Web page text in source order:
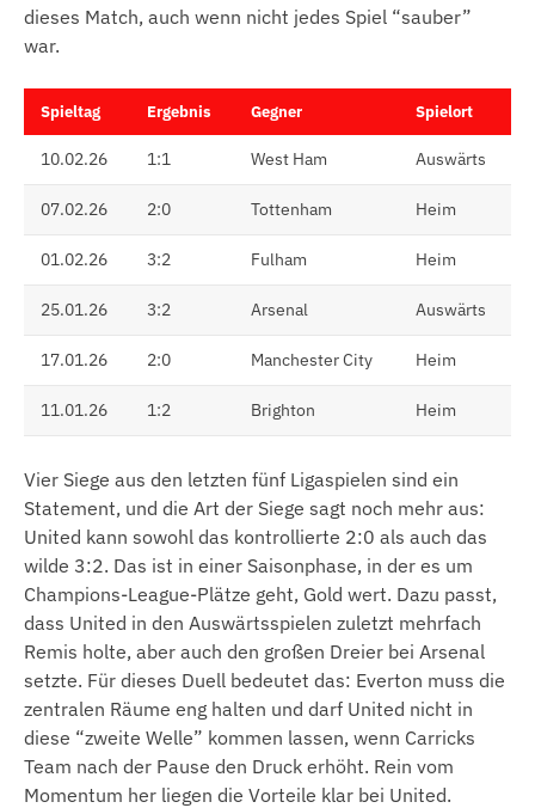
dieses Match, auch wenn nicht jedes Spiel “sauber”
war.
Spieltag Ergebnis Gegner Spielort
10.02.26 1:1 West Ham Auswärts
07.02.26 2:0 Tottenham Heim
01.02.26 3:2 Fulham Heim
25.01.26 3:2 Arsenal Auswärts
17.01.26 2:0 Manchester City Heim
11.01.26 1:2 Brighton Heim
Vier Siege aus den letzten fünf Ligaspielen sind ein
Statement, und die Art der Siege sagt noch mehr aus:
United kann sowohl das kontrollierte 2:0 als auch das
wilde 3:2. Das ist in einer Saisonphase, in der es um
Champions-League-Plätze geht, Gold wert. Dazu passt,
dass United in den Auswärtsspielen zuletzt mehrfach
Remis holte, aber auch den großen Dreier bei Arsenal
setzte. Für dieses Duell bedeutet das: Everton muss die
zentralen Räume eng halten und darf United nicht in
diese “zweite Welle” kommen lassen, wenn Carricks
Team nach der Pause den Druck erhöht. Rein vom
Momentum her liegen die Vorteile klar bei United.